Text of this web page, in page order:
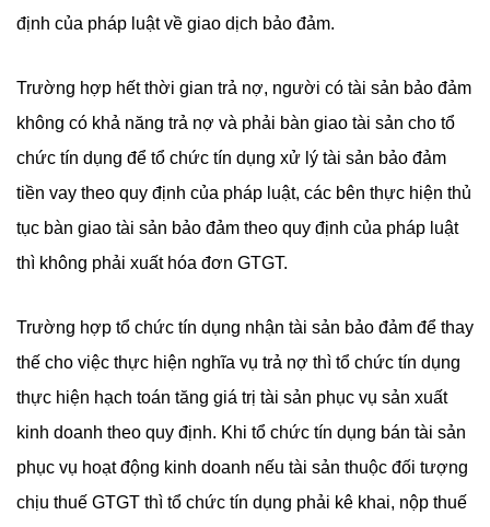
định của pháp luật về giao dịch bảo đảm.
Trường hợp hết thời gian trả nợ, người có tài sản bảo đảm
không có khả năng trả nợ và phải bàn giao tài sản cho tổ
chức tín dụng để tổ chức tín dụng xử lý tài sản bảo đảm
tiền vay theo quy định của pháp luật, các bên thực hiện thủ
tục bàn giao tài sản bảo đảm theo quy định của pháp luật
thì không phải xuất hóa đơn GTGT.
Trường hợp tổ chức tín dụng nhận tài sản bảo đảm để thay
thế cho việc thực hiện nghĩa vụ trả nợ thì tổ chức tín dụng
thực hiện hạch toán tăng giá trị tài sản phục vụ sản xuất
kinh doanh theo quy định. Khi tổ chức tín dụng bán tài sản
phục vụ hoạt động kinh doanh nếu tài sản thuộc đối tượng
chịu thuế GTGT thì tổ chức tín dụng phải kê khai, nộp thuế